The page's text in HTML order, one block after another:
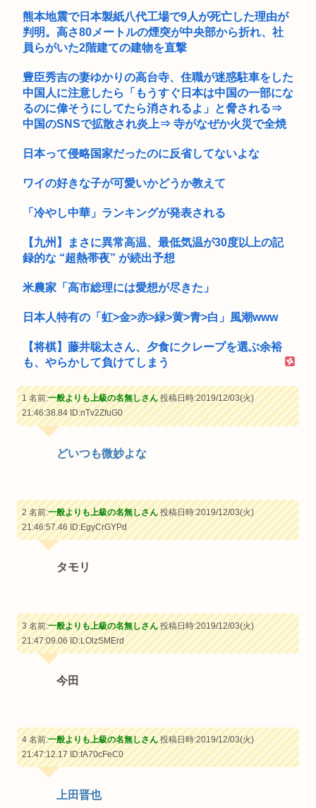
熊本地震で日本製紙八代工場で9人が死亡した理由が
判明。高さ80メートルの煙突が中央部から折れ、社
員らがいた2階建ての建物を直撃
豊臣秀吉の妻ゆかりの高台寺、住職が迷惑駐車をした
中国人に注意したら「もうすぐ日本は中国の一部にな
るのに偉そうにしてたら消されるよ」と脅される⇒
中国のSNSで拡散され炎上⇒ 寺がなぜか火災で全焼
日本って侵略国家だったのに反省してないよな
ワイの好きな子が可愛いかどうか教えて
「冷やし中華」ランキングが発表される
【九州】まさに異常高温、最低気温が30度以上の記
録的な “超熱帯夜” が続出予想
米農家「高市総理には愛想が尽きた」
日本人特有の「虹>金>赤>緑>黄>青>白」風潮www
【将棋】藤井聡太さん、夕食にクレープを選ぶ余裕
も、やらかして負けてしまう
1 名前:一般よりも上級の名無しさん投稿日時:2019/12/03(火)
21:46:38.84ID:nTv2ZfuG0
どいつも微妙よな
2 名前:一般よりも上級の名無しさん投稿日時:2019/12/03(火)
21:46:57.46ID:EgyCrGYPd
タモリ
3 名前:一般よりも上級の名無しさん投稿日時:2019/12/03(火)
21:47:09.06ID:LOlzSMErd
今田
4 名前:一般よりも上級の名無しさん投稿日時:2019/12/03(火)
21:47:12.17ID:fA70cFeC0
上田晋也